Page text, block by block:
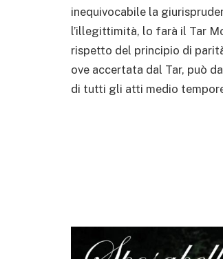
inequivocabile la
l’illegittimità, lo farà il Tar
rispetto del principio di
ove accertata dal Tar, può
di tutti gli atti medio